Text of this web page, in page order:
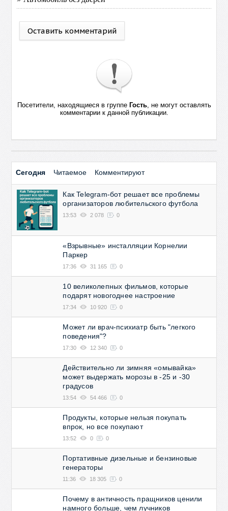
Оставить комментарий
Посетители, находящиеся в группе Гость, не могут оставлять
комментарии к данной публикации.
Сегодня Читаемое Комментируют
Как Telegram-бот решает все проблемы
организаторов любительского футбола
13:53 2 078 0
«Взрывные» инсталляции Корнелии
Паркер
17:36 31 165 0
10 великолепных фильмов, которые
подарят новогоднее настроение
17:34 10 920 0
Может ли врач-психиатр быть "легкого
поведения"?
17:30 12 340 0
Действительно ли зимняя «омывайка»
может выдержать морозы в -25 и -30
градусов
13:54 54 466 0
Продукты, которые нельзя покупать
впрок, но все покупают
13:52 0 0
Портативные дизельные и бензиновые
генераторы
11:36 18 305 0
Почему в античность пращников ценили
намного больше, чем лучников